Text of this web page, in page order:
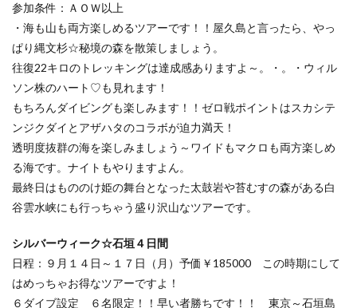
参加条件：ＡＯＷ以上
・海も山も両方楽しめるツアーです！！屋久島と言ったら、やっ
ぱり縄文杉☆秘境の森を散策しましょう。
往復22キロのトレッキングは達成感ありますよ～。・。・ウィル
ソン株のハート♡も見れます！
もちろんダイビングも楽しみます！！ゼロ戦ポイントはスカシテ
ンジクダイとアザハタのコラボが迫力満天！
透明度抜群の海を楽しみましょう～ワイドもマクロも両方楽しめ
る海です。ナイトもやりますよん。
最終日はもののけ姫の舞台となった太鼓岩や苔むすの森がある白
谷雲水峡にも行っちゃう盛り沢山なツアーです。
シルバーウィーク☆石垣４日間
日程：９月１４日～１７日（月）予価￥185000 この時期にして
はめっちゃお得なツアーですよ！
６ダイブ設定 ６名限定！！早い者勝ちです！！ 東京～石垣島